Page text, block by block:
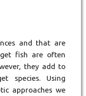
and that are
fish are often
they add to
species. Using
approaches we